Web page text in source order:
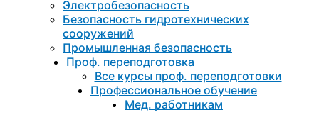
Электробезопасность
Безопасность гидротехнических
сооружений
Промышленная безопасность
Проф. переподготовка
Все курсы проф. переподготовки
Профессиональное обучение
Мед. работникам